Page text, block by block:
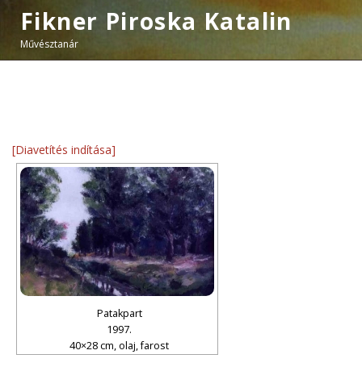
Fikner Piroska Katalin
Művésztanár
[Diavetítés indítása]
Patakpart
1997.
40×28 cm, olaj, farost